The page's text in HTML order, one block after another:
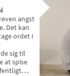
angst
Det kan
ordet i
sig til
at spise